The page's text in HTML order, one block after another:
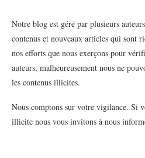
Notre blog est géré par plusieurs
contenus et nouveaux articles qui sont
nos efforts que nous exerçons pour
auteurs, malheureusement nous ne
les contenus illicites.
Nous comptons sur votre vigilance. Si
illicite nous vous invitons à nous